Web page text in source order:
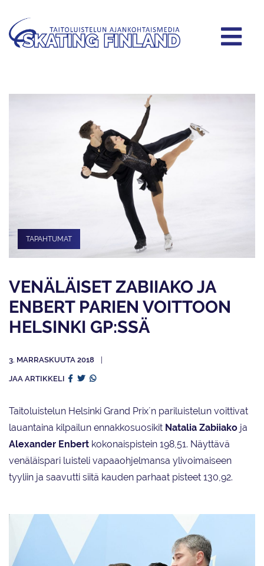
TAPAHTUMAT
VENÄLÄISET ZABIIAKO JA
ENBERT PARIEN VOITTOON
HELSINKI GP:SSÄ
3. MARRASKUUTA 2018
JAA ARTIKKELI
Taitoluistelun Helsinki Grand Prix´n pariluistelun voittivat
lauantaina kilpailun ennakkosuosikit Natalia Zabiiako ja
Alexander Enbert kokonaispistein 198,51. Näyttävä
venäläispari luisteli vapaaohjelmansa ylivoimaiseen
tyyliin ja saavutti siitä kauden parhaat pisteet 130,92.